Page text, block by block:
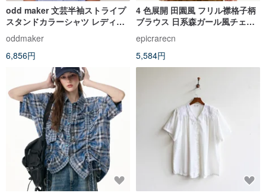
odd maker 文芸半袖ストライプ
スタンドカラーシャツ レディー
ス 夏 薄手 綿100% デザイン ル
ーズフィット ブラウス
oddmaker
6,856円
4 色展開 田園風 フリル襟格子柄
ブラウス 日系森ガール風チェッ
ク柄半袖シャツ カジュアル万能
トップス
epicrarecn
5,584円